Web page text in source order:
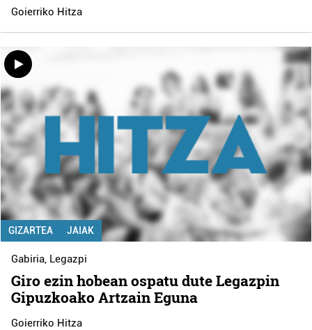
Goierriko Hitza
GIZARTEA JAIAK
Gabiria Legazpi
Giro ezin hobean ospatu dute Legazpin
Gipuzkoako Artzain Eguna
Goierriko Hitza